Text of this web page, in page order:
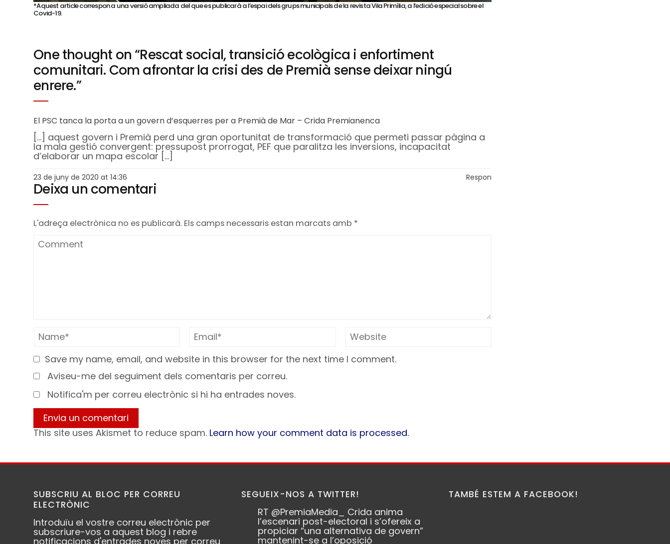
*Aquest article correspon a una versió ampliada del que es publicarà a l’espai dels grups municipals de la revista Vila Primília, a l’edició especial sobre el
Covid-19.
One thought on “Rescat social, transició ecològica i enfortiment
comunitari. Com afrontar la crisi des de Premià sense deixar ningú
enrere.”
El PSC tanca la porta a un govern d’esquerres per a Premià de Mar – Crida Premianenca
[…] aquest govern i Premià perd una gran oportunitat de transformació que permeti passar pàgina a
la mala gestió convergent: pressupost prorrogat, PEF que paralitza les inversions, incapacitat
d’elaborar un mapa escolar […]
23 de juny de 2020 at 14:36 Respon
Deixa un comentari
L'adreça electrònica no es publicarà. Els camps necessaris estan marcats amb *
Save my name, email, and website in this browser for the next time I comment.
Aviseu-me del seguiment dels comentaris per correu.
Notifica'm per correu electrònic si hi ha entrades noves.
This site uses Akismet to reduce spam. Learn how your comment data is processed.
SUBSCRIU AL BLOC PER CORREU
ELECTRÒNIC
Introduïu el vostre correu electrònic per
subscriure-vos a aquest blog i rebre
notificacions d'entrades noves per correu
SEGUEIX-NOS A TWITTER!
@PremiaMedia_Crida anima
l’escenari post-electoral i s’ofereix a
propiciar “una alternativa de govern”
mantenint-se a l’oposició
TAMBÉ ESTEM A FACEBOOK!